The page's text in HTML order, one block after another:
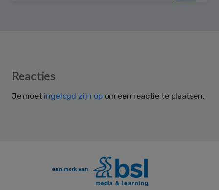
Reader
Reacties
Je moet ingelogd zijn op om een reactie te plaatsen.